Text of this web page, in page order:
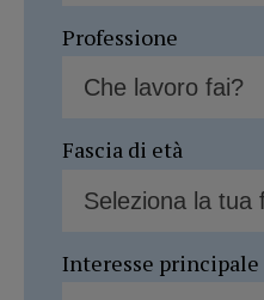
Professione
Fascia di età
Interesse principale